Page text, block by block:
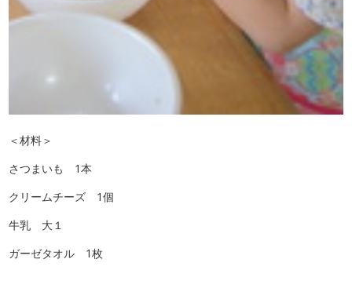
＜材料＞
さつまいも 1本
クリームチーズ 1個
牛乳 大１
ガーゼタオル 1枚